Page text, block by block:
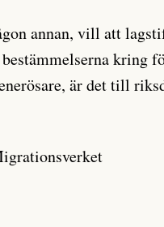
annan, vill att
kring
är det till